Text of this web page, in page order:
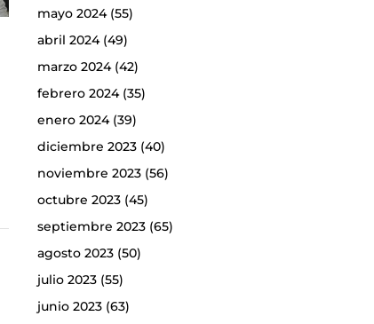
mayo 2024(55)
abril 2024(49)
marzo 2024(42)
febrero 2024(35)
enero 2024(39)
diciembre 2023(40)
noviembre 2023(56)
octubre 2023(45)
septiembre 2023(65)
agosto 2023(50)
julio 2023(55)
junio 2023(63)